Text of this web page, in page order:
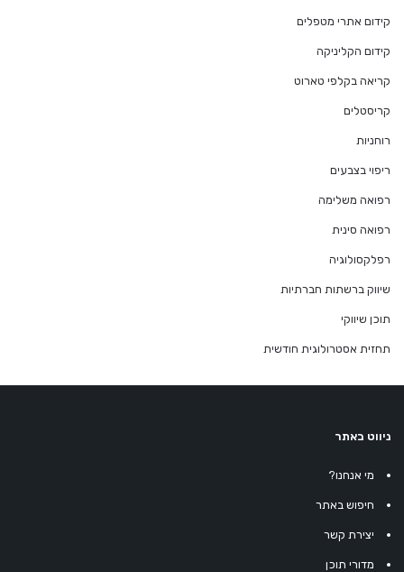
קידום אתרי מטפלים
קידום הקליניקה
קריאה בקלפי טארוט
קריסטלים
רוחניות
ריפוי בצבעים
רפואה משלימה
רפואה סינית
רפלקסולוגיה
שיווק ברשתות חברתיות
תוכן שיווקי
תחזית אסטרולוגית חודשית
ניווט באתר
מי אנחנו?
חיפוש באתר
יצירת קשר
מדורי תוכן